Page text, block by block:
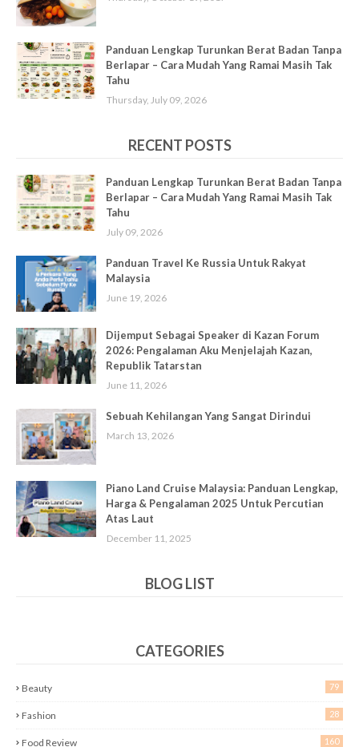
Panduan Lengkap Turunkan Berat Badan Tanpa
Berlapar – Cara Mudah Yang Ramai Masih Tak
Tahu
Thursday, July 09, 2026
RECENT POSTS
Panduan Lengkap Turunkan Berat Badan Tanpa
Berlapar – Cara Mudah Yang Ramai Masih Tak
Tahu
July 09, 2026
Panduan Travel Ke Russia Untuk Rakyat
Malaysia
June 19, 2026
Dijemput Sebagai Speaker di Kazan Forum
2026: Pengalaman Aku Menjelajah Kazan,
Republik Tatarstan
June 11, 2026
Sebuah Kehilangan Yang Sangat Dirindui
March 13, 2026
Piano Land Cruise Malaysia: Panduan Lengkap,
Harga & Pengalaman 2025 Untuk Percutian
Atas Laut
December 11, 2025
BLOG LIST
CATEGORIES
Beauty 79
Fashion 28
Food Review 160